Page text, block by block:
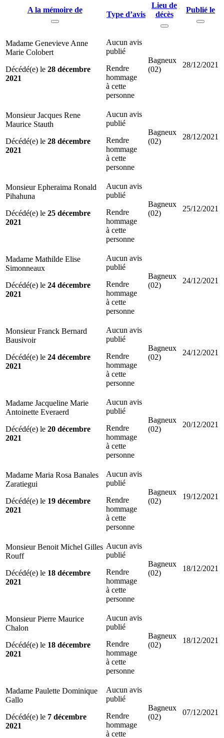
A la mémoire de
Type d’avis
Lieu de
décès
Publié le
Madame Genevieve Anne
Marie Colobert
Décédé(e) le 28 décembre
2021
Aucun avis
publié
Rendre
hommage
à cette
personne
Bagneux
(02)
28/12/2021
Monsieur Jacques Rene
Maurice Stauth
Décédé(e) le 28 décembre
2021
Aucun avis
publié
Rendre
hommage
à cette
personne
Bagneux
(02)
28/12/2021
Monsieur Epheraima Ronald
Pihahuna
Décédé(e) le 25 décembre
2021
Aucun avis
publié
Rendre
hommage
à cette
personne
Bagneux
(02)
25/12/2021
Madame Mathilde Elise
Simonneaux
Décédé(e) le 24 décembre
2021
Aucun avis
publié
Rendre
hommage
à cette
personne
Bagneux
(02)
24/12/2021
Monsieur Franck Bernard
Bausivoir
Décédé(e) le 24 décembre
2021
Aucun avis
publié
Rendre
hommage
à cette
personne
Bagneux
(02)
24/12/2021
Madame Jacqueline Marie
Antoinette Everaerd
Décédé(e) le 20 décembre
2021
Aucun avis
publié
Rendre
hommage
à cette
personne
Bagneux
(02)
20/12/2021
Madame Maria Rosa Banales
Zaratiegui
Décédé(e) le 19 décembre
2021
Aucun avis
publié
Rendre
hommage
à cette
personne
Bagneux
(02)
19/12/2021
Monsieur Benoit Michel Gilles
Rouff
Décédé(e) le 18 décembre
2021
Aucun avis
publié
Rendre
hommage
à cette
personne
Bagneux
(02)
18/12/2021
Monsieur Pierre Maurice
Chalon
Décédé(e) le 18 décembre
2021
Aucun avis
publié
Rendre
hommage
à cette
personne
Bagneux
(02)
18/12/2021
Madame Paulette Dominique
Gallo
Décédé(e) le 7 décembre
2021
Aucun avis
publié
Rendre
hommage
à cette
Bagneux
(02)
07/12/2021